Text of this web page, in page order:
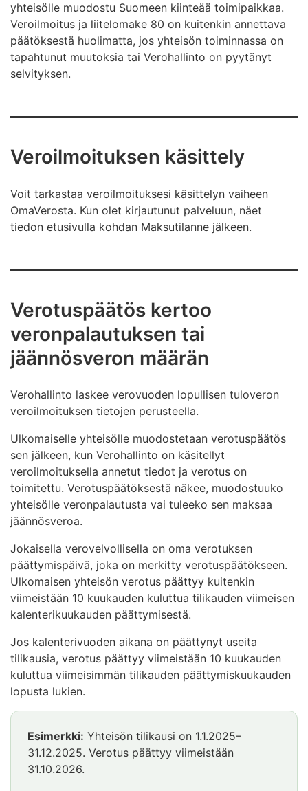
yhteisölle muodostu Suomeen kiinteää toimipaikkaa.
Veroilmoitus ja liitelomake 80 on kuitenkin annettava
päätöksestä huolimatta, jos yhteisön toiminnassa on
tapahtunut muutoksia tai Verohallinto on pyytänyt
selvityksen.
Veroilmoituksen käsittely
Voit tarkastaa veroilmoituksesi käsittelyn vaiheen
OmaVerosta. Kun olet kirjautunut palveluun, näet
tiedon etusivulla kohdan Maksutilanne jälkeen.
Verotuspäätös kertoo
veronpalautuksen tai
jäännösveron määrän
Verohallinto laskee verovuoden lopullisen tuloveron
veroilmoituksen tietojen perusteella.
Ulkomaiselle yhteisölle muodostetaan verotuspäätös
sen jälkeen, kun Verohallinto on käsitellyt
veroilmoituksella annetut tiedot ja verotus on
toimitettu. Verotuspäätöksestä näkee, muodostuuko
yhteisölle veronpalautusta vai tuleeko sen maksaa
jäännösveroa.
Jokaisella verovelvollisella on oma verotuksen
päättymispäivä, joka on merkitty verotuspäätökseen.
Ulkomaisen yhteisön verotus päättyy kuitenkin
viimeistään 10 kuukauden kuluttua tilikauden viimeisen
kalenterikuukauden päättymisestä.
Jos kalenterivuoden aikana on päättynyt useita
tilikausia, verotus päättyy viimeistään 10 kuukauden
kuluttua viimeisimmän tilikauden päättymiskuukauden
lopusta lukien.
Esimerkki: Yhteisön tilikausi on 1.1.2025–
31.12.2025. Verotus päättyy viimeistään
31.10.2026.